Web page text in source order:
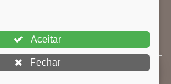
Licitação – CPL
PAGE
Aceitar
Fechar